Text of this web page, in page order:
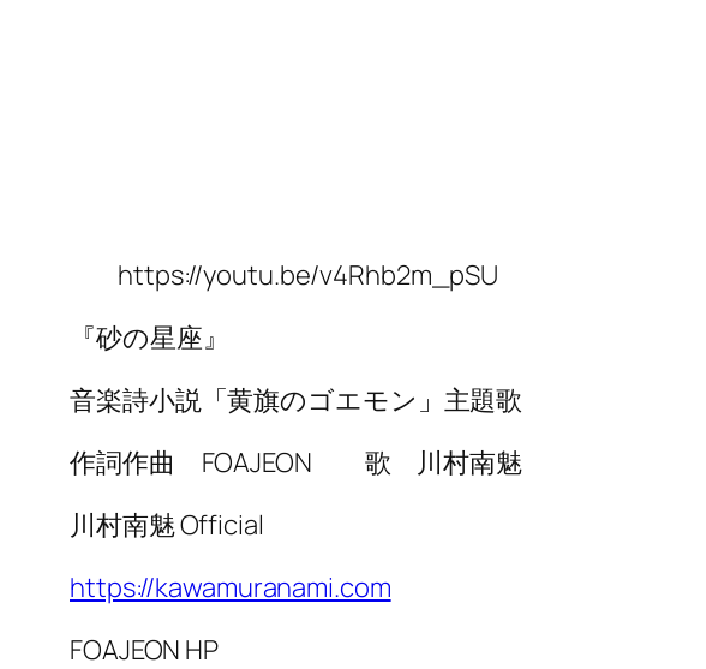
https://youtu.be/v4Rhb2m_pSU
『砂の星座』
音楽詩小説「黄旗のゴエモン」主題歌
作詞作曲 FOAJEON 歌 川村南魅
川村南魅 Official
https://kawamuranami.com
FOAJEON HP